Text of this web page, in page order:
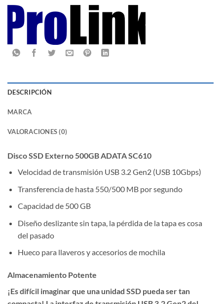
DESCRIPCIÓN
MARCA
VALORACIONES (0)
Disco SSD Externo 500GB ADATA SC610
Velocidad de transmisión USB 3.2 Gen2 (USB 10Gbps)
Transferencia de hasta 550/500 MB por segundo
Capacidad de 500 GB
Diseño deslizante sin tapa, la pérdida de la tapa es cosa
del pasado
Hueco para llaveros y accesorios de mochila
Almacenamiento Potente
¡Es difícil imaginar que una unidad SSD pueda ser tan